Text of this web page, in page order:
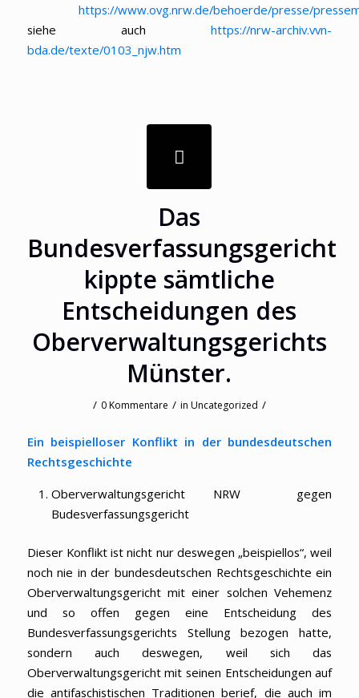
https://www.ovg.nrw.de/behoerde/presse/
siehe auchhttps://nrw-archiv.vvn-
bda.de/texte/0103_njw.htm
Das
Bundesverfassungsgericht
kippte sämtliche
Entscheidungen des
Oberverwaltungsgerichts
Münster.
/ 0 Kommentare / in Uncategorized /
Ein beispielloser Konflikt in der bundesdeutschen
Rechtsgeschichte
Oberverwaltungsgericht NRW gegen
Budesverfassungsgericht
Dieser Konflikt ist nicht nur deswegen „beispiellos“, weil
noch nie in der bundesdeutschen Rechtsgeschichte ein
Oberverwaltungsgericht mit einer solchen Vehemenz
und so offen gegen eine Entscheidung des
Bundesverfassungsgerichts Stellung bezogen hatte,
sondern auch deswegen, weil sich das
Oberverwaltungsgericht mit seinen Entscheidungen auf
die antifaschistischen Traditionen berief, die auch im